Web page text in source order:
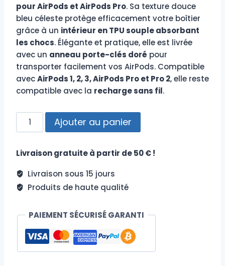
pour AirPods et AirPods Pro. Sa texture douce
bleu céleste protège efficacement votre boîtier
grâce à un intérieur en TPU souple absorbant
les chocs. Élégante et pratique, elle est livrée
avec un anneau porte-clés doré pour
transporter facilement vos AirPods. Compatible
avecAirPods 1, 2, 3, AirPods Pro et Pro 2, elle reste
compatible avec la recharge sans fil.
quantité
de
AirPods
Ajouter au panier
Livraison gratuite à partir de 50 € !
Livraison sous 15 jours
Produits de haute qualité
PAIEMENT SÉCURISÉ GARANTI